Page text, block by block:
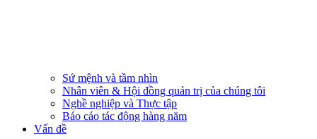
Sứ mệnh và tầm nhìn
Nhân viên & Hội đồng quản trị của chúng tôi
Nghề nghiệp và Thực tập
Báo cáo tác động hàng năm
Vấn đề